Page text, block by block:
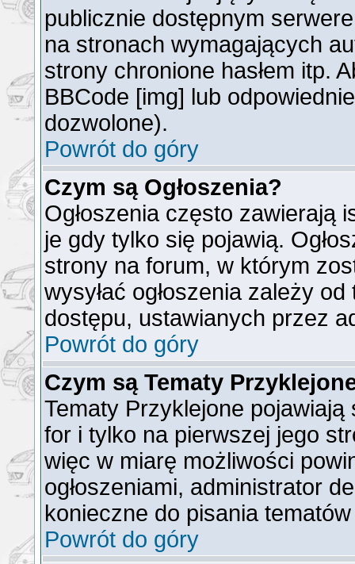
publicznie dostępnym
na stronach wymagających
strony chronione hasłem itp.
BBCode [img] lub
dozwolone).
Powrót do góry
Czym są Ogłoszenia?
Ogłoszenia często zawierają
je gdy tylko się pojawią.
strony na forum, w którym
wysyłać ogłoszenia zależy
dostępu, ustawianych przez
Powrót do góry
Czym są Tematy
Tematy Przyklejone pojawiają
for i tylko na pierwszej jego
więc w miarę możliwości
ogłoszeniami, administrator
konieczne do pisania
Powrót do góry